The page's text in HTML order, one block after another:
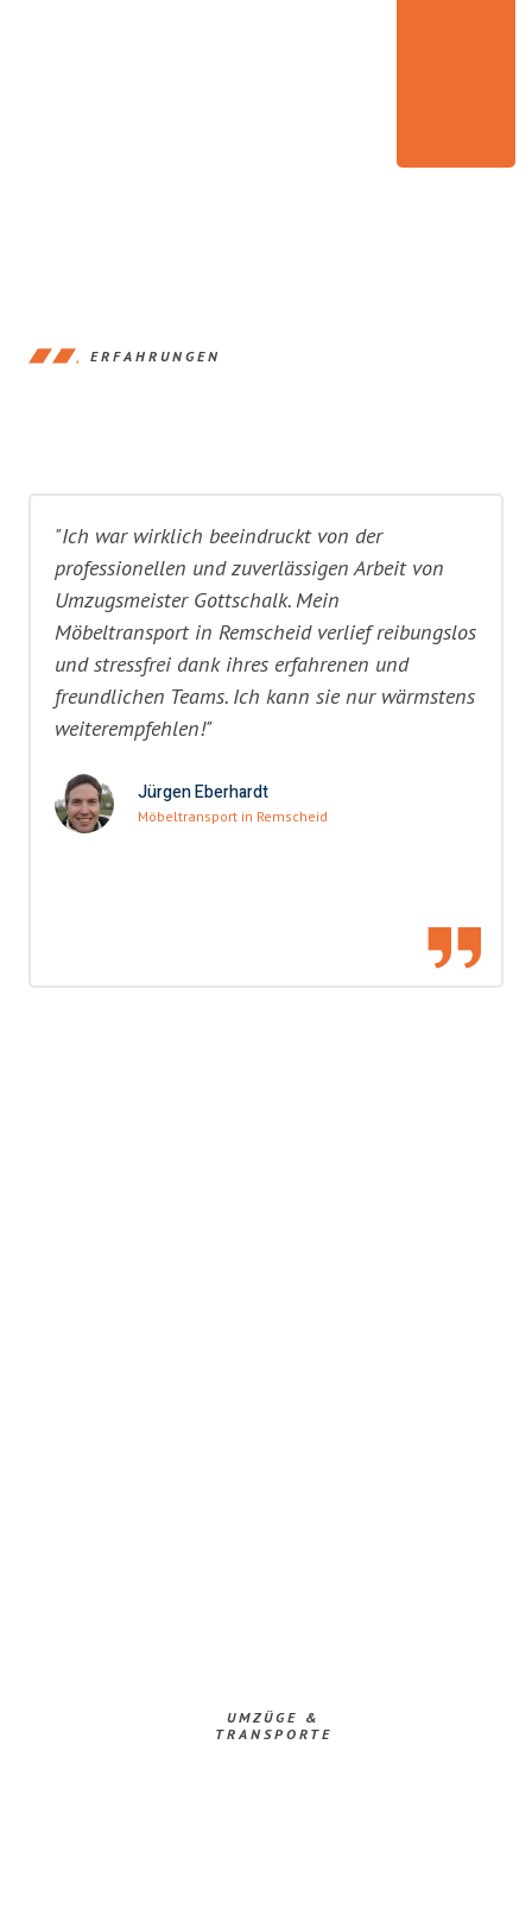
ERFAHRUNGEN
"Ich war wirklich beeindruckt von der
professionellen und zuverlässigen Arbeit von
Umzugsmeister Gottschalk. Mein
Möbeltransport in Remscheid verlief reibungslos
und stressfrei dank ihres erfahrenen und
freundlichen Teams. Ich kann sie nur wärmstens
weiterempfehlen!"
Jürgen Eberhardt
Möbeltransport in Remscheid
UMZÜGE &
TRANSPORTE